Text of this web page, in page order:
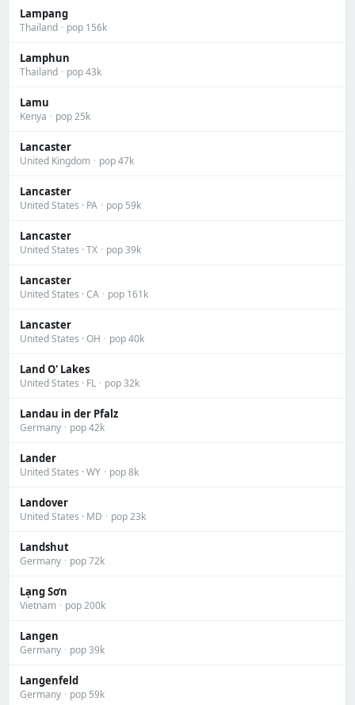
Lampang
Thailand · pop 156k
Lamphun
Thailand · pop 43k
Lamu
Kenya · pop 25k
Lancaster
United Kingdom · pop 47k
Lancaster
United States · PA · pop 59k
Lancaster
United States · TX · pop 39k
Lancaster
United States · CA · pop 161k
Lancaster
United States · OH · pop 40k
Land O' Lakes
United States · FL · pop 32k
Landau in der Pfalz
Germany · pop 42k
Lander
United States · WY · pop 8k
Landover
United States · MD · pop 23k
Landshut
Germany · pop 72k
Lạng Sơn
Vietnam · pop 200k
Langen
Germany · pop 39k
Langenfeld
Germany · pop 59k